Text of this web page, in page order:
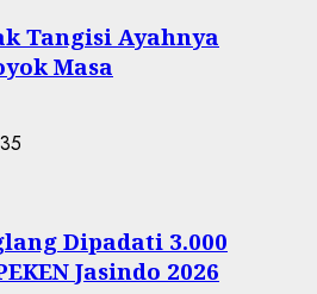
Tangisi Ayahnya
Masa
Dipadati 3.000
Jasindo 2026